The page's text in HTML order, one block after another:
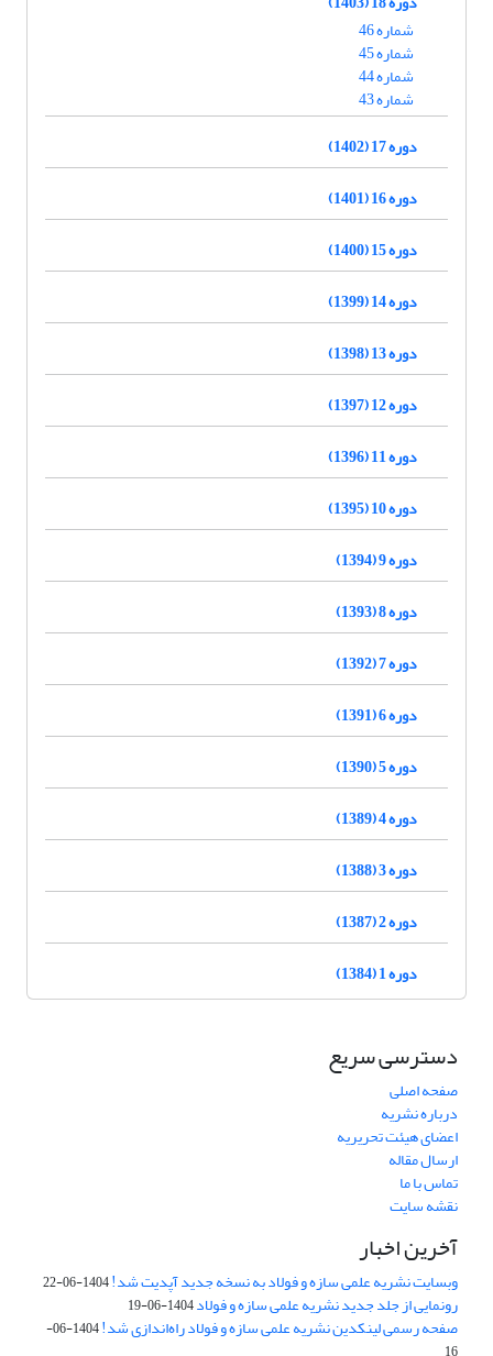
شماره 46
شماره 45
شماره 44
شماره 43
دوره 17 (1402)
دوره 16 (1401)
دوره 15 (1400)
دوره 14 (1399)
دوره 13 (1398)
دوره 12 (1397)
دوره 11 (1396)
دوره 10 (1395)
دوره 9 (1394)
دوره 8 (1393)
دوره 7 (1392)
دوره 6 (1391)
دوره 5 (1390)
دوره 4 (1389)
دوره 3 (1388)
دوره 2 (1387)
دوره 1 (1384)
دسترسی سریع
صفحه اصلی
درباره نشریه
اعضای هیئت تحریریه
ارسال مقاله
تماس با ما
نقشه سایت
آخرین اخبار
وبسایت نشریه علمی سازه و فولاد به نسخه جدید آپدیت شد!1404-06-22
رونمایی از جلد جدید نشریه علمی سازه و فولاد1404-06-19
صفحه رسمی لینکدین نشریه علمی سازه و فولاد راه‌اندازی شد!
1404-06-